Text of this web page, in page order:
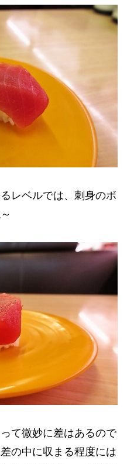
レベルでは、刺身のボ
て微妙に差はあるので
の中に収まる程度には